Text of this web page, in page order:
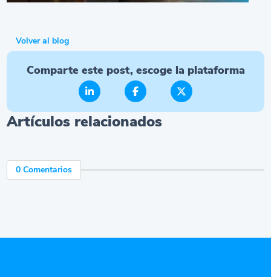
Volver al blog
Comparte este post, escoge la plataforma
Artículos relacionados
0 Comentarios